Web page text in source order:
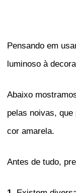
Pensando em
luminoso à
Abaixo
pelas noivas,
cor amarela.
Antes de tudo,